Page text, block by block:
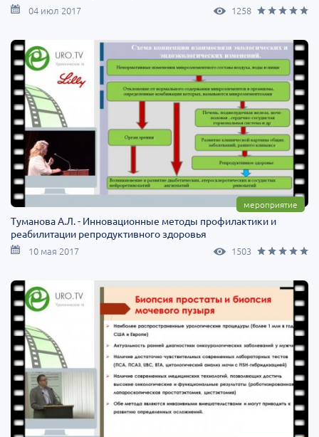
04 июл 2017 1258
мероприятие
Туманова А.Л. - Инновационные методы профилактики и
реабилитации репродуктивного здоровья
10 мая 2017 1503